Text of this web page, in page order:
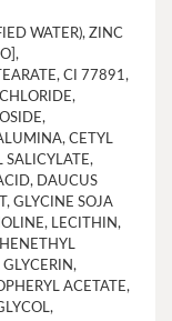
WATER), ZINC
CI 77891,
CETYL
DAUCUS
GLYCINE SOJA
LECITHIN,
ACETATE,